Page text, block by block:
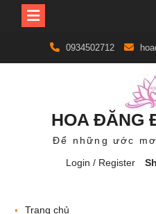
content
0934502712
HOA ĐĂNG
Để những ước
Login / Register
Trang chủ